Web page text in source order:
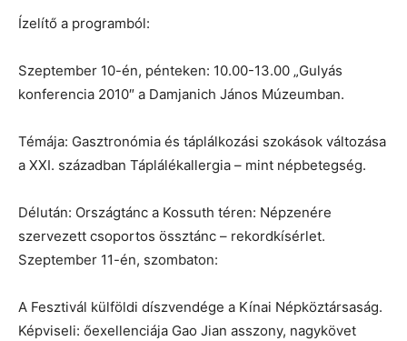
Ízelítő a programból:
Szeptember 10-én, pénteken: 10.00-13.00 „Gulyás
konferencia 2010″ a Damjanich János Múzeumban.
Témája: Gasztronómia és táplálkozási szokások változása
a XXI. században Táplálékallergia – mint népbetegség.
Délután: Országtánc a Kossuth téren: Népzenére
szervezett csoportos össztánc – rekordkísérlet.
Szeptember 11-én, szombaton:
A Fesztivál külföldi díszvendége a Kínai Népköztársaság.
Képviseli: őexellenciája Gao Jian asszony, nagykövet